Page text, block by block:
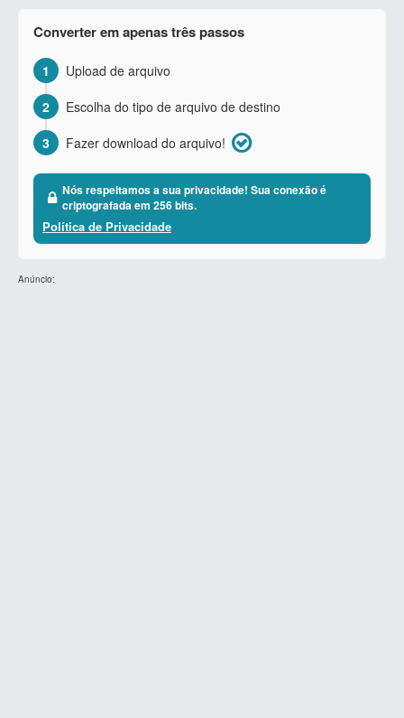
Converter em apenas três passos
1
Upload de arquivo
2
Escolha do tipo de arquivo de destino
3
Fazer download do arquivo!
Nós respeitamos a sua privacidade! Sua conexão é
criptografada em 256 bits.
Política de Privacidade
Anúncio: